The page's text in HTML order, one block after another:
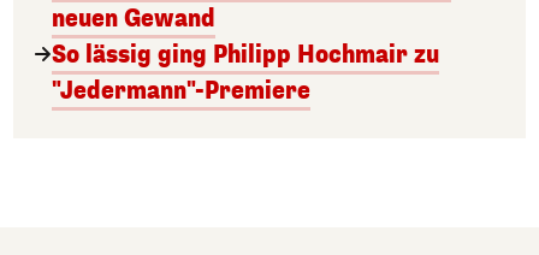
neuen Gewand
So lässig ging Philipp Hochmair zu
"Jedermann"-Premiere